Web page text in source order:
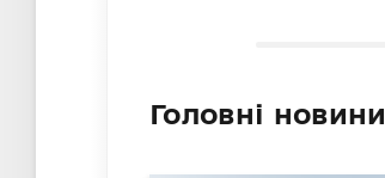
Головні новини